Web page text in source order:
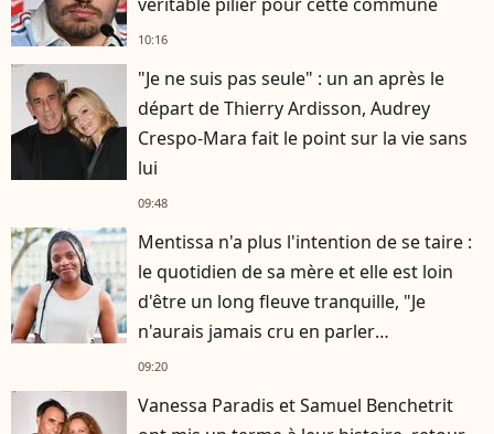
10:16
"Je ne suis pas seule" : un an après le
départ de Thierry Ardisson, Audrey
Crespo-Mara fait le point sur la vie sans
lui
09:48
Mentissa n'a plus l'intention de se taire :
le quotidien de sa mère et elle est loin
d'être un long fleuve tranquille, "Je
n'aurais jamais cru en parler
publiquement"
09:20
Vanessa Paradis et Samuel Benchetrit